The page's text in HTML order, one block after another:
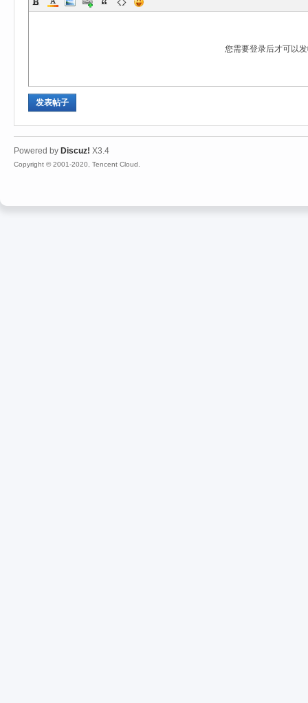
您需要登录后才可以
发表帖子
Powered by Discuz! X3.4
Copyright © 2001-2020, Tencent Cloud.